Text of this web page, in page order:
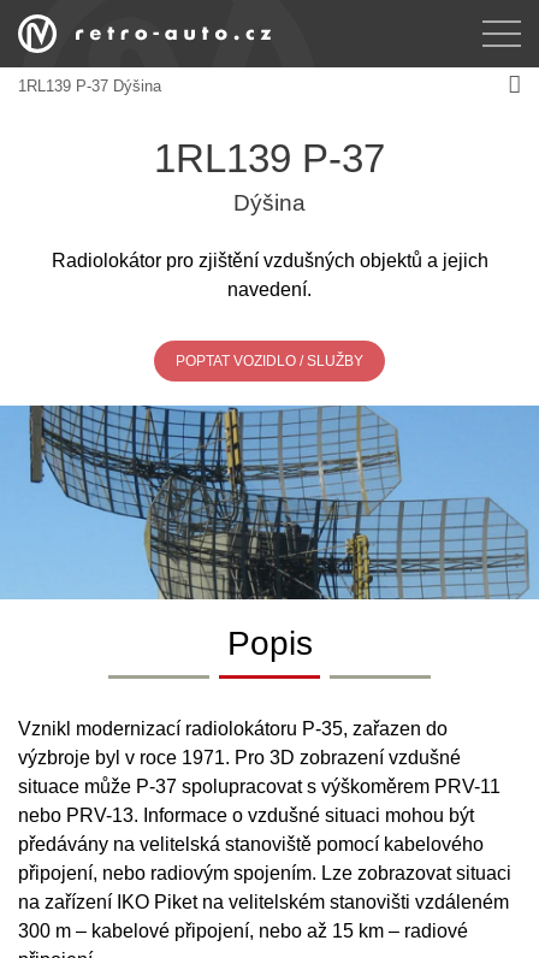
1RL139 P-37 Dýšina
1RL139 P-37
Dýšina
Radiolokátor pro zjištění vzdušných objektů a jejich
navedení.
POPTAT VOZIDLO / SLUŽBY
Popis
Vznikl modernizací radiolokátoru P-35, zařazen do
výzbroje byl v roce 1971. Pro 3D zobrazení vzdušné
situace může P-37 spolupracovat s výškoměrem PRV-11
nebo PRV-13. Informace o vzdušné situaci mohou být
předávány na velitelská stanoviště pomocí kabelového
připojení, nebo radiovým spojením. Lze zobrazovat situaci
na zařízení IKO Piket na velitelském stanovišti vzdáleném
300 m – kabelové připojení, nebo až 15 km – radiové